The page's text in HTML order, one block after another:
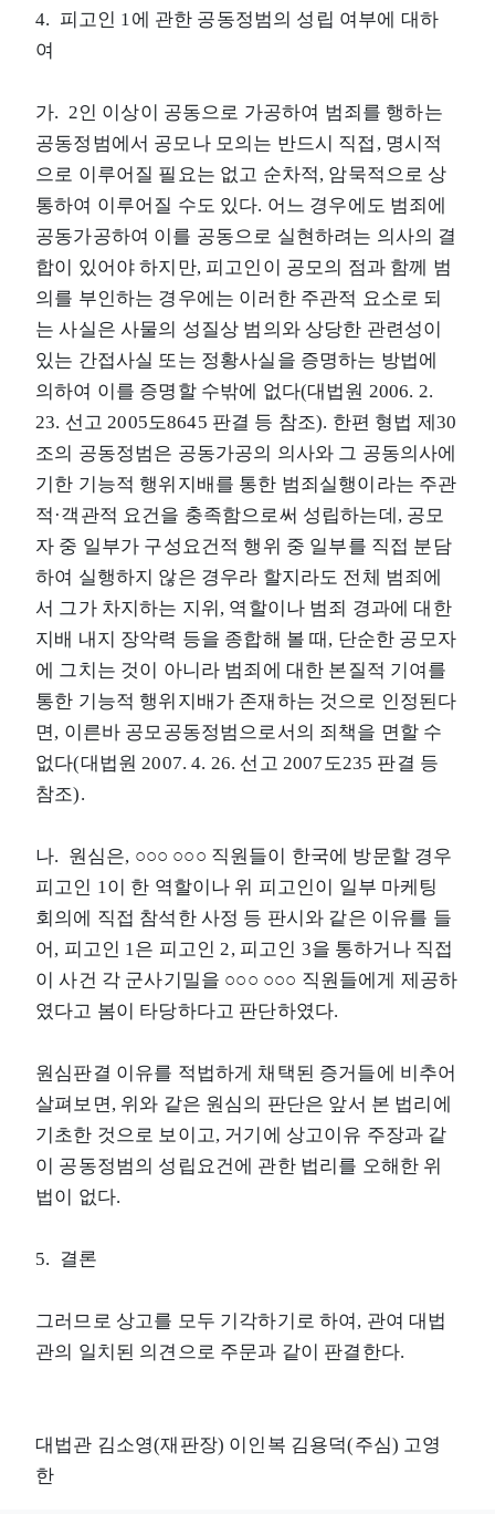
4. 피고인 1에 관한 공동정범의 성립 여부에 대하
여
가. 2인 이상이 공동으로 가공하여 범죄를 행하는
공동정범에서 공모나 모의는 반드시 직접, 명시적
으로 이루어질 필요는 없고 순차적, 암묵적으로 상
통하여 이루어질 수도 있다. 어느 경우에도 범죄에
공동가공하여 이를 공동으로 실현하려는 의사의 결
합이 있어야 하지만, 피고인이 공모의 점과 함께 범
의를 부인하는 경우에는 이러한 주관적 요소로 되
는 사실은 사물의 성질상 범의와 상당한 관련성이
있는 간접사실 또는 정황사실을 증명하는 방법에
의하여 이를 증명할 수밖에 없다(대법원 2006. 2.
23. 선고 2005도8645 판결 등 참조). 한편 형법 제30
조의 공동정범은 공동가공의 의사와 그 공동의사에
기한 기능적 행위지배를 통한 범죄실행이라는 주관
적·객관적 요건을 충족함으로써 성립하는데, 공모
자 중 일부가 구성요건적 행위 중 일부를 직접 분담
하여 실행하지 않은 경우라 할지라도 전체 범죄에
서 그가 차지하는 지위, 역할이나 범죄 경과에 대한
지배 내지 장악력 등을 종합해 볼 때, 단순한 공모자
에 그치는 것이 아니라 범죄에 대한 본질적 기여를
통한 기능적 행위지배가 존재하는 것으로 인정된다
면, 이른바 공모공동정범으로서의 죄책을 면할 수
없다(대법원 2007. 4. 26. 선고 2007도235 판결 등
참조).
나. 원심은, ○○○ ○○○ 직원들이 한국에 방문할 경우
피고인 1이 한 역할이나 위 피고인이 일부 마케팅
회의에 직접 참석한 사정 등 판시와 같은 이유를 들
어, 피고인 1은 피고인 2, 피고인 3을 통하거나 직접
이 사건 각 군사기밀을 ○○○ ○○○ 직원들에게 제공하
였다고 봄이 타당하다고 판단하였다.
원심판결 이유를 적법하게 채택된 증거들에 비추어
살펴보면, 위와 같은 원심의 판단은 앞서 본 법리에
기초한 것으로 보이고, 거기에 상고이유 주장과 같
이 공동정범의 성립요건에 관한 법리를 오해한 위
법이 없다.
5. 결론
그러므로 상고를 모두 기각하기로 하여, 관여 대법
관의 일치된 의견으로 주문과 같이 판결한다.
대법관 김소영(재판장) 이인복 김용덕(주심) 고영
한